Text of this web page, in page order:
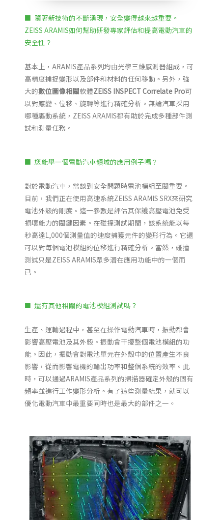
■ 隨著新技術的不斷湧現，安全變得越來越重要。
ZEISS ARAMIS如何幫助研發專家評估和提高電動汽車的
安全性？
基本上，ARAMIS產品系列均由光學三維感測器組成，可
高精度捕捉變形以及部件和材料的任何移動。另外，強
大的數位圖像相關軟體ZEISS INSPECT Correlate Pro可
以對應變、位移、旋轉等進行精確分析。無論汽車採用
哪種驅動系統，ZEISS ARAMIS都有助於完成多種部件測
試和測量任務。
■ 您能舉一個電動汽車領域的應用例子嗎？
對於電動汽車，當談到安全問題時電池模組至關重要。
目前，我們正在使用高速系統ZEISS ARAMIS SRX來研究
電池外殼的剛度。這一參數是評估其保護高壓電池免受
損壞能力的關鍵因素。在碰撞測試期間，該系統能以每
秒高達1,000個測量值的速度捕獲元件的變形行為。它還
可以對每個電池模組的位移進行精確分析。當然，碰撞
測試只是ZEISS ARAMIS眾多潛在應用功能中的一個而
已。
■ 還有其他相關的電池模組測試嗎？
生產、運輸過程中，甚至在操作電動汽車時，振動都會
影響高壓電池及其外殼。振動會干擾整個電池模組的功
能。因此，振動會對電池單元在外殼中的位置產生不良
影響，從而影響電機的輸出功率和整個系統的效率。此
時，可以通過ARAMIS產品系列的掃描器確定外殼的固有
頻率並進行工作變形分析。有了這些測量結果，就可以
優化電動汽車中最重要同時也是最大的部件之一。